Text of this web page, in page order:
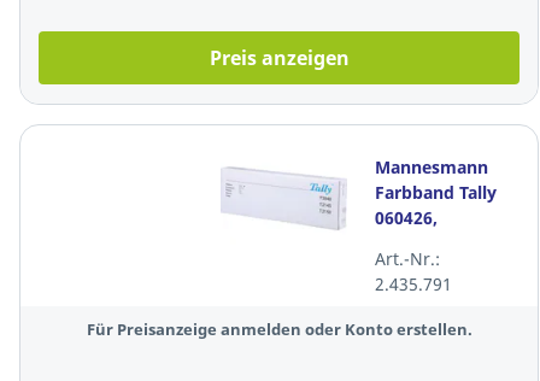
Preis anzeigen
Mannesmann
Farbband Tally
060426,
3.500.000
Zeichen, schwarz
Art.-Nr.:
2.435.791
Für Preisanzeige anmelden oder Konto erstellen.